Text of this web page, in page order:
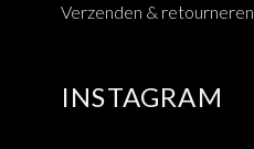
Verzenden & retourneren
INSTAGRAM